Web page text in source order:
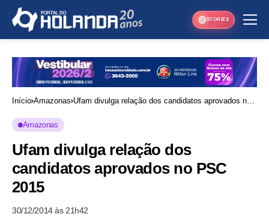
STORIES
Início Amazonas Ufam divulga relação dos candidatos aprovados no
Amazonas
Ufam divulga relação dos
candidatos aprovados no PSC
2015
30/12/2014 às 21h42